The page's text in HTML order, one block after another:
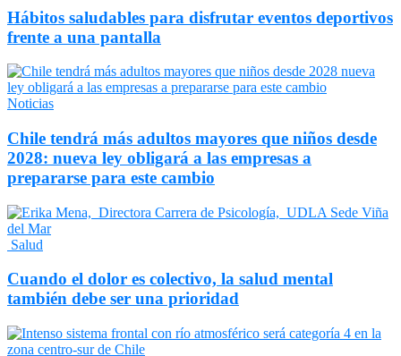
Hábitos saludables para disfrutar eventos deportivos
frente a una pantalla
Noticias
Chile tendrá más adultos mayores que niños desde
2028: nueva ley obligará a las empresas a
prepararse para este cambio
Salud
Cuando el dolor es colectivo, la salud mental
también debe ser una prioridad